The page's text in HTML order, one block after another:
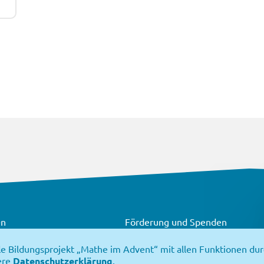
Bildungsprojekt „Mathe im Advent“ mit allen Funktionen
Datenschutzerklärung.
Förderung und Spenden
Medien und Presse